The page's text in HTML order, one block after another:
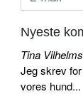
Nyeste
Tina
Jeg skrev
vores hund...